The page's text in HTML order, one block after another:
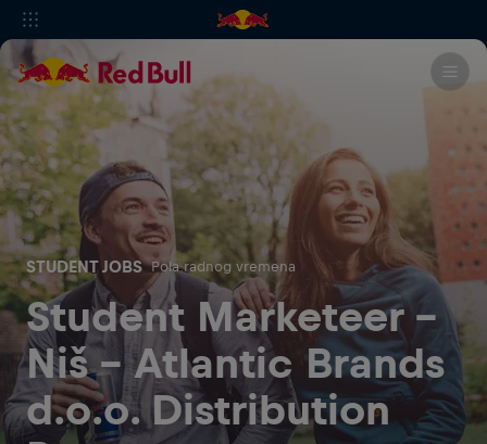
STUDENT JOBS Pola radnog vremena
Student Marketeer -
Niš - Atlantic Brands
d.o.o. Distribution